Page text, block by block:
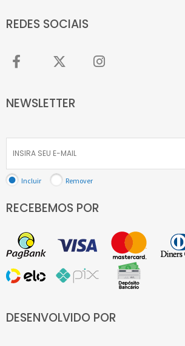
REDES SOCIAIS
NEWSLETTER
Incluir Remover
RECEBEMOS POR
DESENVOLVIDO POR